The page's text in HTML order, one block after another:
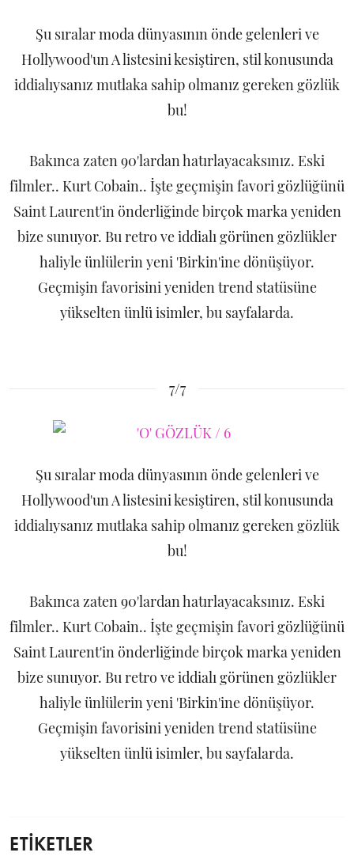
Şu sıralar moda dünyasının önde gelenleri ve
Hollywood'un A listesini kesiştiren, stil konusunda
iddialıysanız mutlaka sahip olmanız gereken gözlük
bu!
Bakınca zaten 90'lardan hatırlayacaksınız. Eski
filmler.. Kurt Cobain.. İşte geçmişin favori gözlüğünü
Saint Laurent'in önderliğinde birçok marka yeniden
bize sunuyor. Bu retro ve iddialı görünen gözlükler
haliyle ünlülerin yeni 'Birkin'ine dönüşüyor.
Geçmişin favorisini yeniden trend statüsüne
yükselten ünlü isimler, bu sayfalarda.
7/7
Şu sıralar moda dünyasının önde gelenleri ve
Hollywood'un A listesini kesiştiren, stil konusunda
iddialıysanız mutlaka sahip olmanız gereken gözlük
bu!
Bakınca zaten 90'lardan hatırlayacaksınız. Eski
filmler.. Kurt Cobain.. İşte geçmişin favori gözlüğünü
Saint Laurent'in önderliğinde birçok marka yeniden
bize sunuyor. Bu retro ve iddialı görünen gözlükler
haliyle ünlülerin yeni 'Birkin'ine dönüşüyor.
Geçmişin favorisini yeniden trend statüsüne
yükselten ünlü isimler, bu sayfalarda.
ETİKETLER